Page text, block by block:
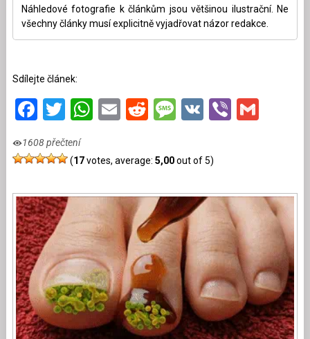
Náhledové fotografie k článkům jsou většinou ilustrační. Ne
všechny články musí explicitně vyjadřovat názor redakce.
Sdílejte článek:
Facebook
Twitter
WhatsApp
EmailRedditMessage
VKViber
1608 přečtení
(17votes, average: 5,00out of 5)